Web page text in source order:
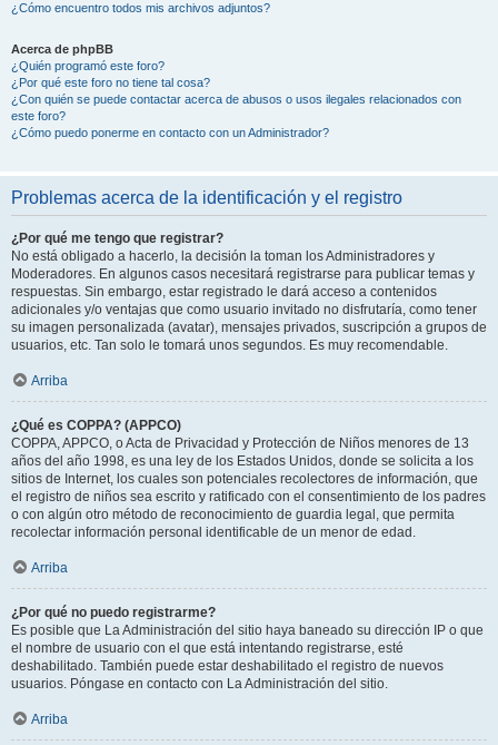
¿Cómo encuentro todos mis archivos adjuntos?
Acerca de phpBB
¿Quién programó este foro?
¿Por qué este foro no tiene tal cosa?
¿Con quién se puede contactar acerca de abusos o usos ilegales relacionados con
este foro?
¿Cómo puedo ponerme en contacto con un Administrador?
Problemas acerca de la identificación y el registro
¿Por qué me tengo que registrar?
No está obligado a hacerlo, la decisión la toman los Administradores y
Moderadores. En algunos casos necesitará registrarse para publicar temas y
respuestas. Sin embargo, estar registrado le dará acceso a contenidos
adicionales y/o ventajas que como usuario invitado no disfrutaría, como tener
su imagen personalizada (avatar), mensajes privados, suscripción a grupos de
usuarios, etc. Tan solo le tomará unos segundos. Es muy recomendable.
Arriba
¿Qué es COPPA? (APPCO)
COPPA, APPCO, o Acta de Privacidad y Protección de Niños menores de 13
años del año 1998, es una ley de los Estados Unidos, donde se solicita a los
sitios de Internet, los cuales son potenciales recolectores de información, que
el registro de niños sea escrito y ratificado con el consentimiento de los padres
o con algún otro método de reconocimiento de guardia legal, que permita
recolectar información personal identificable de un menor de edad.
Arriba
¿Por qué no puedo registrarme?
Es posible que La Administración del sitio haya baneado su dirección IP o que
el nombre de usuario con el que está intentando registrarse, esté
deshabilitado. También puede estar deshabilitado el registro de nuevos
usuarios. Póngase en contacto con La Administración del sitio.
Arriba